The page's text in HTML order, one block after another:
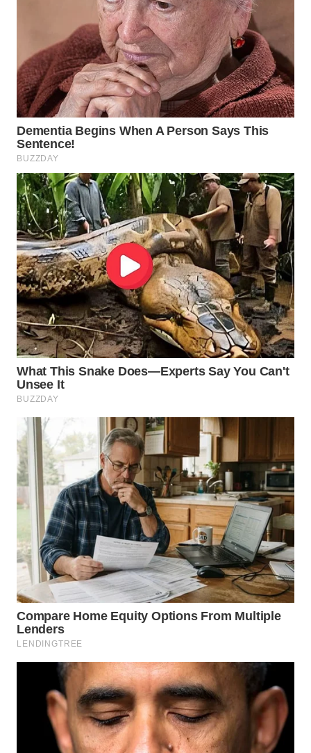
SIMALUNGUN
WN
LABUHANBATU
WN
TAPANULI
TENGAH
WN DELI
SERDANG
WN
TEBING
TINGGI
WN
PAKPAK
WN
KARAWANG
WN
BEKASI
WN
BOGOR
WN
DEPOK
WN
TAPANULI
UTARA
WN
SAMOSIR
WN
PADANG
LAWAS